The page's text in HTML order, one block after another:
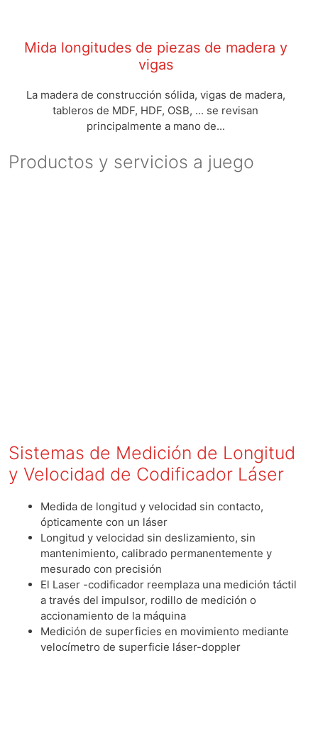
Mida longitudes de piezas de madera y
vigas
La madera de construcción sólida, vigas de madera,
tableros de MDF, HDF, OSB, ... se revisan
principalmente a mano de...
Productos y servicios a juego
Sistemas de Medición de Longitud
y Velocidad de Codificador Láser
Medida de longitud y velocidad sin contacto,
ópticamente con un láser
Longitud y velocidad sin deslizamiento, sin
mantenimiento, calibrado permanentemente y
mesurado con precisión
El Laser -codificador reemplaza una medición táctil
a través del impulsor, rodillo de medición o
accionamiento de la máquina
Medición de superficies en movimiento mediante
velocímetro de superficie láser-doppler